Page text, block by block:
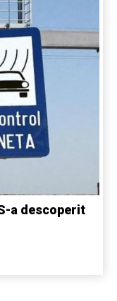
a descoperit